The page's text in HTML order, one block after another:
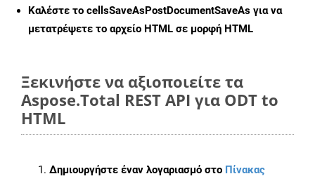
Καλέστε το cellsSaveAsPostDocumentSaveAs για να
μετατρέψετε το αρχείο HTML σε μορφή HTML
Ξεκινήστε να αξιοποιείτε τα
Aspose.Total REST API για ODT to
HTML
Δημιουργήστε έναν λογαριασμό στο Πίνακας